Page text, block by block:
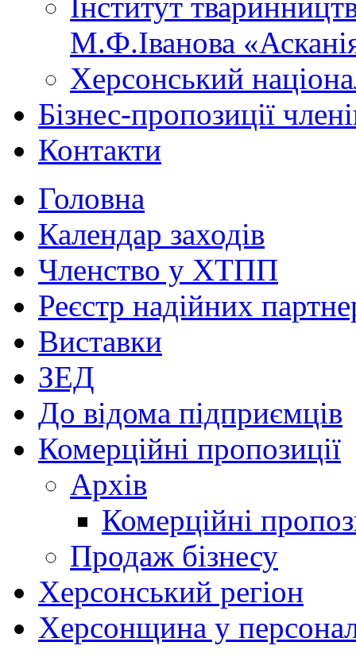
М.Ф.Іванова
Херсонський
Бізнес-пропозиції
Контакти
Головна
Календар заходів
Членство у ХТПП
Реєстр надійних
Виставки
ЗЕД
До відома підприємців
Комерційні пропозиції
Архів
Комерційні
Продаж бізнесу
Херсонський регіон
Херсонщина у